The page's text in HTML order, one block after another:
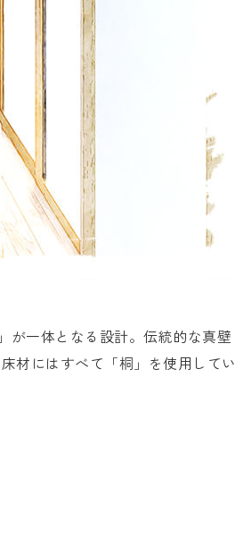
が一体となる設計。伝統的な真壁
材にはすべて「桐」を使用してい